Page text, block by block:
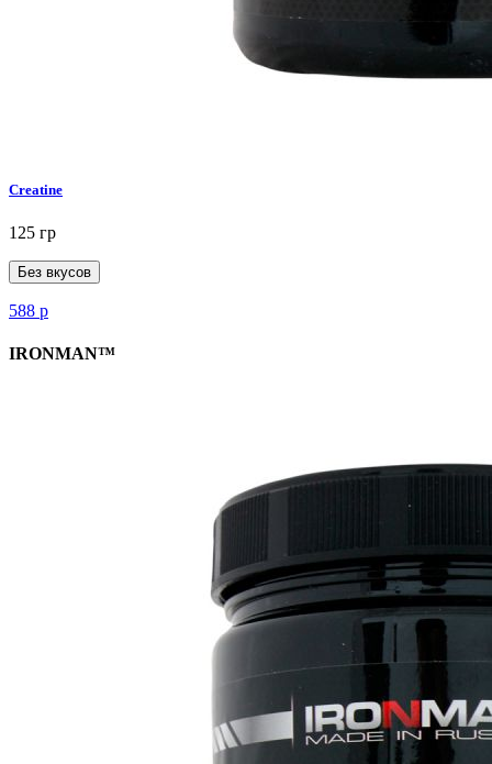
Creatine
125 гр
Без вкусов
588 р
IRONMAN™